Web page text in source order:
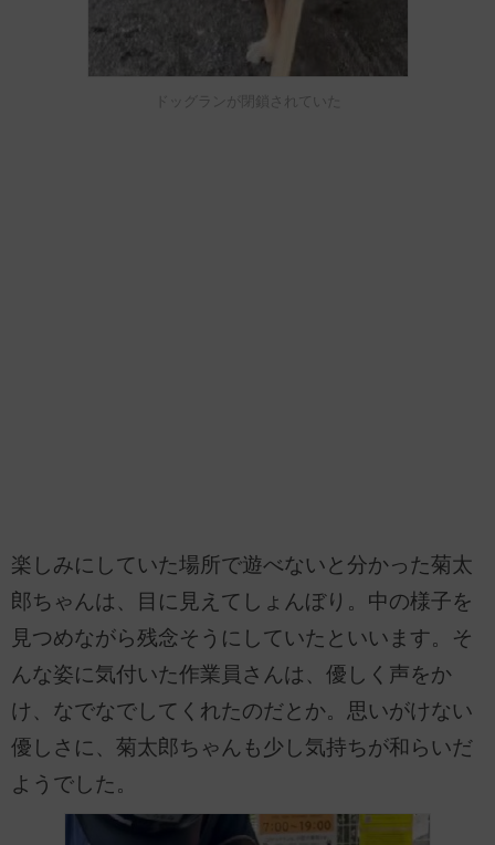
ドッグランが閉鎖されていた
楽しみにしていた場所で遊べないと分かった菊太
郎ちゃんは、目に見えてしょんぼり。中の様子を
見つめながら残念そうにしていたといいます。そ
んな姿に気付いた作業員さんは、優しく声をか
け、なでなでしてくれたのだとか。思いがけない
優しさに、菊太郎ちゃんも少し気持ちが和らいだ
ようでした。